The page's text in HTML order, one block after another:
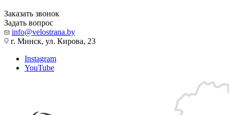
Заказать звонок
Задать вопрос
info@velostrana.by
г. Минск, ул. Кирова, 23
Instagram
YouTube